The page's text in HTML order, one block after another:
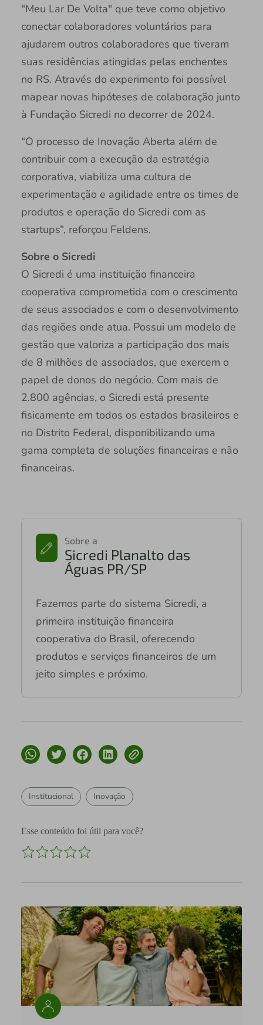
"Meu Lar De Volta" que teve como objetivo
conectar colaboradores voluntários para
ajudarem outros colaboradores que tiveram
suas residências atingidas pelas enchentes
no RS. Através do experimento foi possível
mapear novas hipóteses de colaboração junto
à Fundação Sicredi no decorrer de 2024.
“O processo de Inovação Aberta além de
contribuir com a execução da estratégia
corporativa, viabiliza uma cultura de
experimentação e agilidade entre os times de
produtos e operação do Sicredi com as
startups”, reforçou Feldens.
Sobre o Sicredi
O Sicredi é uma instituição financeira
cooperativa comprometida com o crescimento
de seus associados e com o desenvolvimento
das regiões onde atua. Possui um modelo de
gestão que valoriza a participação dos mais
de 8 milhões de associados, que exercem o
papel de donos do negócio. Com mais de
2.800 agências, o Sicredi está presente
fisicamente em todos os estados brasileiros e
no Distrito Federal, disponibilizando uma
gama completa de soluções financeiras e não
financeiras.
Sobre a
Sicredi Planalto das
Águas PR/SP
Fazemos parte do sistema Sicredi, a
primeira instituição financeira
cooperativa do Brasil, oferecendo
produtos e serviços financeiros de um
jeito simples e próximo.
Institucional Inovação
Esse conteúdo foi útil para você?